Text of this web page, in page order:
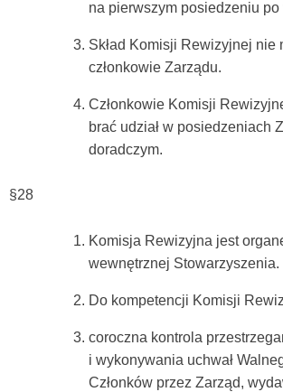
na pierwszym posiedzeniu po
Skład Komisji Rewizyjnej nie
członkowie Zarządu.
Członkowie Komisji
brać udział w posiedzeniach
doradczym.
§28
Komisja Rewizyjna jest
wewnętrznej Stowarzyszenia.
Do kompetencji Komisji
coroczna kontrola
i wykonywania uchwał
Członków przez Zarząd,